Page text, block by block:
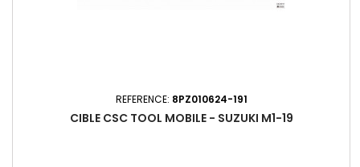
REFERENCE: 8PZ010624-191
CIBLE CSC TOOL MOBILE - SUZUKI M1-19